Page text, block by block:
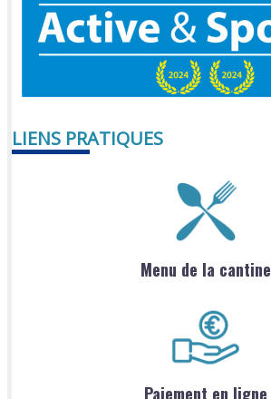
LIENS PRATIQUES
Menu de la cantine
Paiement en ligne